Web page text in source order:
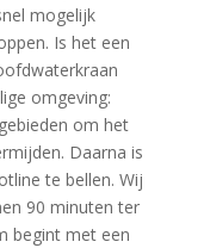
mogelijk
Is het een
omgeving:
om het
Daarna is
te bellen.​ Wij
90 minuten ter
begint met een